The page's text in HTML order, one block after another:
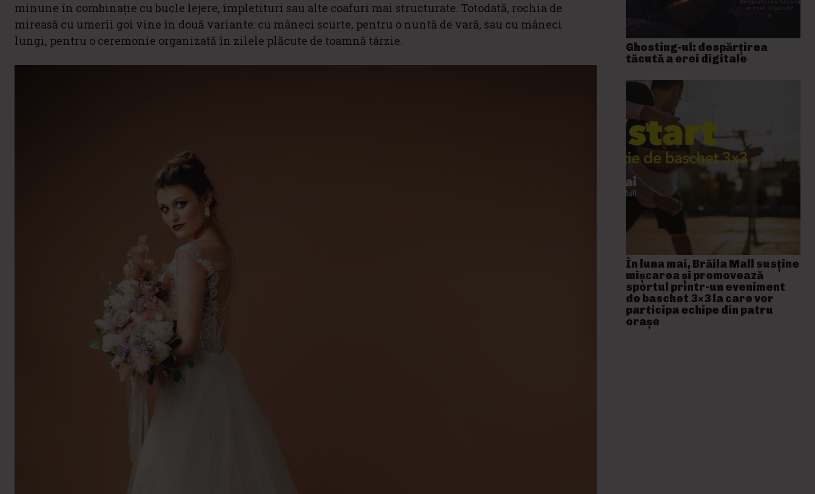
minune în combinație cu bucle lejere, împletituri sau alte coafuri mai structurate. Totodată, rochia de
mireasă cu umerii goi vine în două variante: cu mâneci scurte, pentru o nuntă de vară, sau cu mâneci
lungi, pentru o ceremonie organizată în zilele plăcute de toamnă târzie.
Ghosting-ul: despărțirea
tăcută a erei digitale
În luna mai, Brăila Mall susține
mişcarea și promovează
sportul printr-un eveniment
de baschet 3×3 la care vor
participa echipe din patru
orașe